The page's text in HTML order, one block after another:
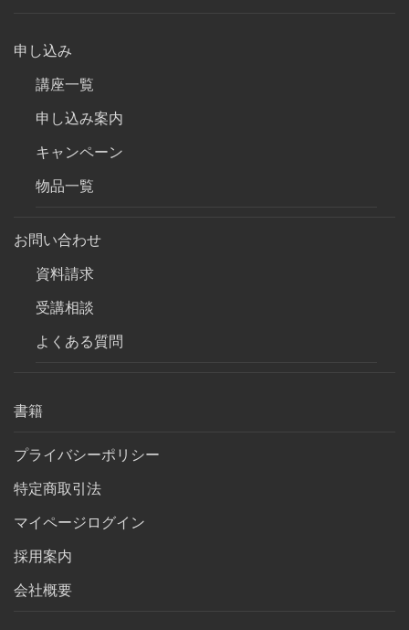
申し込み
講座一覧
申し込み案内
キャンペーン
物品一覧
お問い合わせ
資料請求
受講相談
よくある質問
書籍
プライバシーポリシー
特定商取引法
マイページログイン
採用案内
会社概要